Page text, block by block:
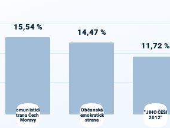
15,54 %
Komunistická
strana Čech a
Moravy
14,47 %
Občanská
demokratická
strana
11,72 %
"JIHOČEŠI
2012"